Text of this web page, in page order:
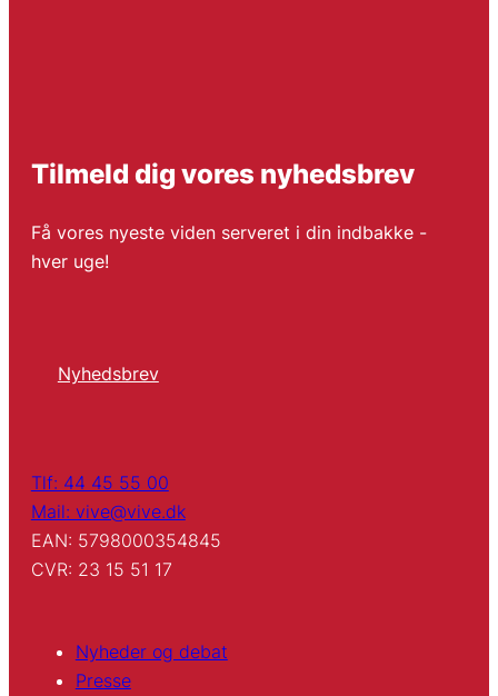
Tilmeld dig vores nyhedsbrev
Få vores nyeste viden serveret i din indbakke -
hver uge!
Nyhedsbrev
Tlf: 44 45 55 00
Mail: vive@vive.dk
EAN: 5798000354845
CVR: 23 15 51 17
Nyheder og debat
Presse